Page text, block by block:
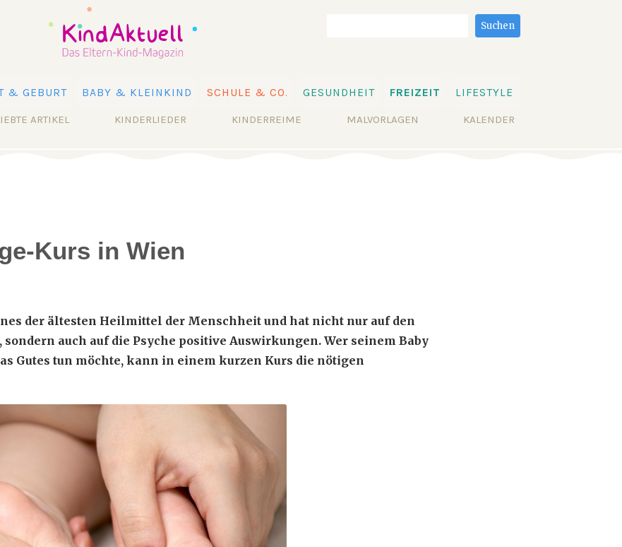
& GEBURT BABY & KLEINKIND SCHULE & CO. GESUNDHEIT FREIZEIT LIFESTYLE
ARTIKEL KINDERLIEDER KINDERREIME MALVORLAGEN KALENDER
Suchen
Kurs in Wien
der ältesten Heilmittel der Menschheit und hat nicht nur auf den
sondern auch auf die Psyche positive Auswirkungen. Wer seinem Baby
Gutes tun möchte, kann in einem kurzen Kurs die nötigen